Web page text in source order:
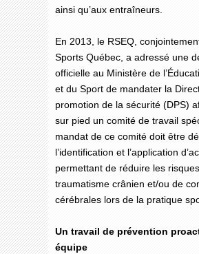
ainsi qu’aux entraîneurs.
En 2013, le RSEQ,
Sports Québec, a adressé une
officielle au Ministère de
et du Sport de mandater la
promotion de la sécurité (DPS)
sur pied un comité de travail
mandat de ce comité doit être
l’identification et l’application
permettant de réduire les
traumatisme crânien et/ou de
cérébrales lors de la pratique
Un travail de prévention
équipe